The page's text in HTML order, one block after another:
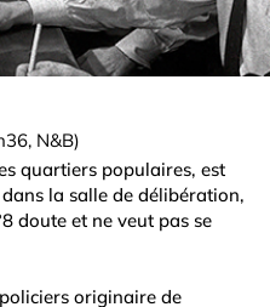
N&B)
quartiers populaires, est
la salle de délibération,
doute et ne veut pas se
originaire de